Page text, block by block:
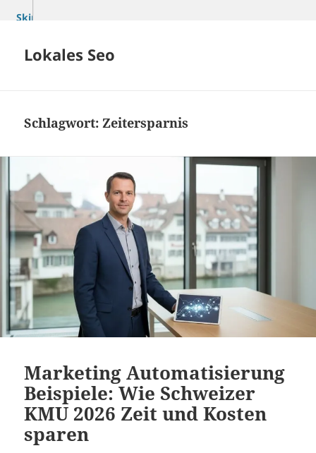
Skip
Lokales Seo
Schlagwort:Zeitersparnis
Marketing Automatisierung
Beispiele: Wie Schweizer
KMU 2026 Zeit und Kosten
sparen